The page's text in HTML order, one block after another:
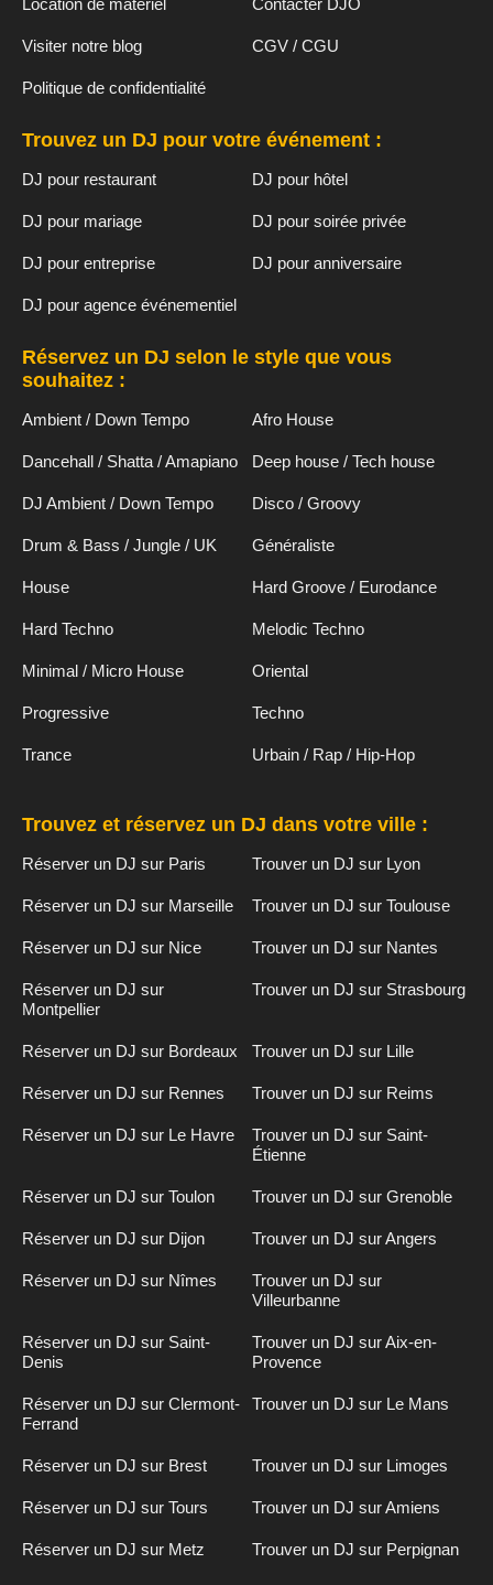
Location de matériel Contacter DJO
Visiter notre blog CGV / CGU
Politique de confidentialité
Trouvez un DJ pour votre événement :
DJ pour restaurant DJ pour hôtel
DJ pour mariage DJ pour soirée privée
DJ pour entreprise DJ pour anniversaire
DJ pour agence événementiel
Réservez un DJ selon le style que vous
souhaitez :
Ambient / Down Tempo Afro House
Dancehall / Shatta / Amapiano Deep house / Tech house
DJ Ambient / Down Tempo Disco / Groovy
Drum & Bass / Jungle / UK Généraliste
House Hard Groove / Eurodance
Hard Techno Melodic Techno
Minimal / Micro House Oriental
Progressive Techno
Trance Urbain / Rap / Hip-Hop
Trouvez et réservez un DJ dans votre ville :
Réserver un DJ sur Paris Trouver un DJ sur Lyon
Réserver un DJ sur Marseille Trouver un DJ sur Toulouse
Réserver un DJ sur Nice Trouver un DJ sur Nantes
Réserver un DJ sur
Montpellier
Trouver un DJ sur Strasbourg
Réserver un DJ sur Bordeaux Trouver un DJ sur Lille
Réserver un DJ sur Rennes Trouver un DJ sur Reims
Réserver un DJ sur Le Havre
Trouver un DJ sur Saint-
Étienne
Réserver un DJ sur Toulon Trouver un DJ sur Grenoble
Réserver un DJ sur Dijon Trouver un DJ sur Angers
Réserver un DJ sur Nîmes
Trouver un DJ sur
Villeurbanne
Réserver un DJ sur Saint-
Denis
Trouver un DJ sur Aix-en-
Provence
Réserver un DJ sur Clermont-
Ferrand
Trouver un DJ sur Le Mans
Réserver un DJ sur Brest Trouver un DJ sur Limoges
Réserver un DJ sur Tours Trouver un DJ sur Amiens
Réserver un DJ sur Metz Trouver un DJ sur Perpignan